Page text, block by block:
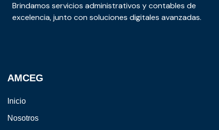
Brindamos servicios administrativos y contables de
excelencia, junto con soluciones digitales avanzadas.
AMCEG
Inicio
Nosotros